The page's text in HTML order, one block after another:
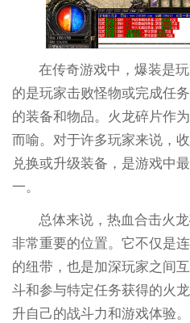
在传奇游戏中，爆装是
的是玩家击败怪物或完成任
的装备和物品。火龙碎片作
而喻。对于许多玩家来说，
兑换或升级装备，是游戏中
一。
总体来说，热血合击火
非常重要的位置。它不仅是
的纽带，也是加深玩家之间
斗和参与特定任务获得的火
升自己的战斗力和游戏体验